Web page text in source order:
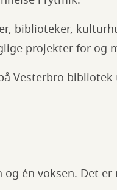
biblioteker,
projekter for og
Vesterbro
én voksen. Det